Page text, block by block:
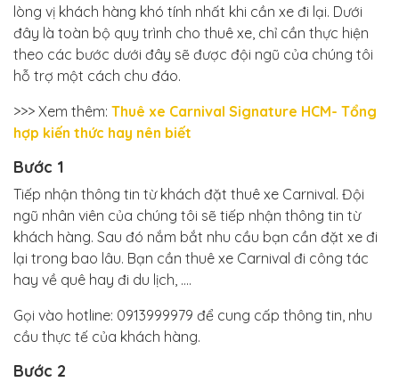
lòng vị khách hàng khó tính nhất khi cần xe đi lại. Dưới
đây là toàn bộ quy trình cho thuê xe, chỉ cần thực hiện
theo các bước dưới đây sẽ được đội ngũ của chúng tôi
hỗ trợ một cách chu đáo.
>>> Xem thêm: Thuê xe Carnival Signature HCM- Tổng
hợp kiến thức hay nên biết
Bước 1
Tiếp nhận thông tin từ khách đặt thuê xe Carnival. Đội
ngũ nhân viên của chúng tôi sẽ tiếp nhận thông tin từ
khách hàng. Sau đó nắm bắt nhu cầu bạn cần đặt xe đi
lại trong bao lâu. Bạn cần thuê xe Carnival đi công tác
hay về quê hay đi du lịch, ….
Gọi vào hotline: 0913999979 để cung cấp thông tin, nhu
cầu thực tế của khách hàng.
Bước 2